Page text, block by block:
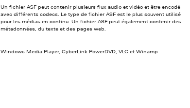
Un fichier ASF peut contenir plusieurs flux audio et vidéo et être encodé
avec différents codecs. Le type de fichier ASF est le plus souvent utilisé
pour les médias en continu. Un fichier ASF peut également contenir des
métadonnées, du texte et des pages web.
Windows Media Player, CyberLink PowerDVD, VLC et Winamp